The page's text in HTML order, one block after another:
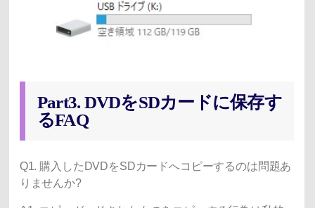
Part3. DVDをSDカードに保存す
るFAQ
Q1. 購入したDVDをSDカードへコピーするのは問題あ
りませんか?